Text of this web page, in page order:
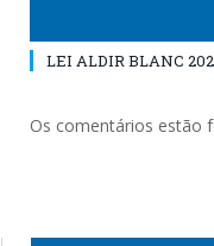
LEI ALDIR BLANC
Os comentários estão